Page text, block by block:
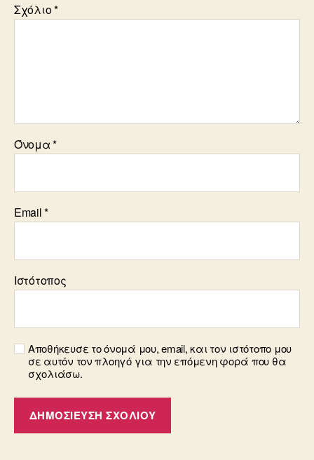
Σχόλιο*
Όνομα*
Email*
Ιστότοπος
Αποθήκευσε το όνομά μου, email, και τον ιστότοπο μου
σε αυτόν τον πλοηγό για την επόμενη φορά που θα
σχολιάσω.